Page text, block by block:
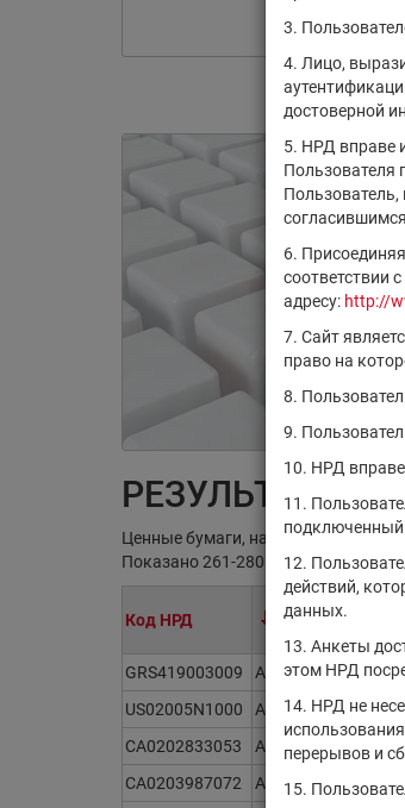
3.
4. Лицо,
достоверной
5. НРД вправе
Пользователя
6.
соответствии
адресу: http://
7. Сайт
право на
8.
9.
10. НРД
11.
подключенный
12.
действий,
данных.
13. Анкеты
этом НРД
14. НРД не
перерывов и
15.
РЕЗУЛЬТАТЫ
Ценные бумаги, находящиеся на
Показано 261-280 из 21382
Код НРД Эмитент/ИФ/ИП
GRS419003009 Allwyn AG
US02005N1000
Ally Financial Inc.
CA0202833053
Almaden Minerals
CA0203987072
Almonty Industries